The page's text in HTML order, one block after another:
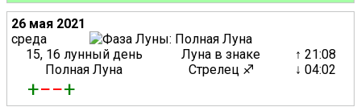
26 мая 2021
среда
15, 16 лунный день
Полная Луна
Луна в знаке
Стрелец ♐
↑ 21:08
↓ 04:02
+−−+